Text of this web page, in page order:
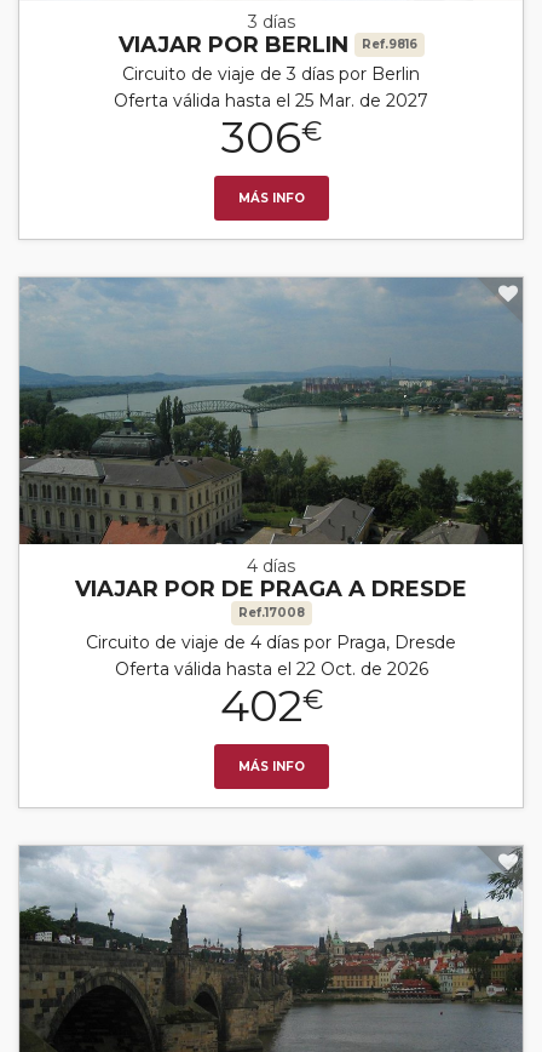
3 días
VIAJAR POR BERLIN Ref.9816
Circuito de viaje de 3 días por Berlin
Oferta válida hasta el 25 Mar. de 2027
306€
MÁS INFO
4 días
VIAJAR POR DE PRAGA A DRESDE
Ref.17008
Circuito de viaje de 4 días por Praga, Dresde
Oferta válida hasta el 22 Oct. de 2026
402€
MÁS INFO